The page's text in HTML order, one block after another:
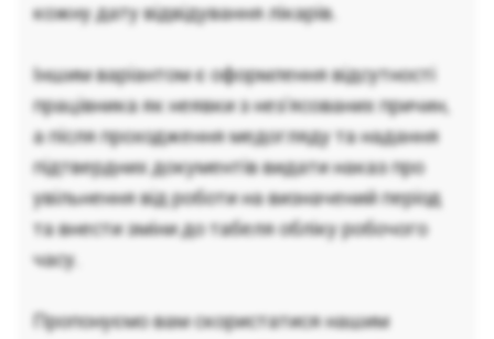
кожну дату відвідування лікарів.
Іншим варіантом є оформлення відсутності
працівника як неявки з нез'ясованих причин,
а після проходження медогляду та надання
підтвердних документів видати наказ про
увільнення від роботи на визначений період
та внести зміни до табеля обліку робочого
часу.
Пропонуємо вам скористатися нашим